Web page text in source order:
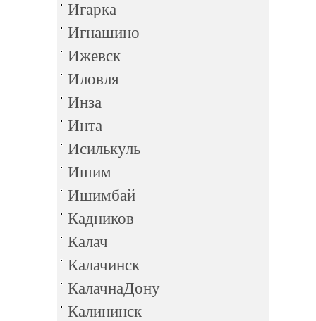
Игарка
Игнашино
Ижевск
Иловля
Инза
Инта
Исилькуль
Ишим
Ишимбай
Кадников
Калач
Калачинск
КалачнаДону
Калининск